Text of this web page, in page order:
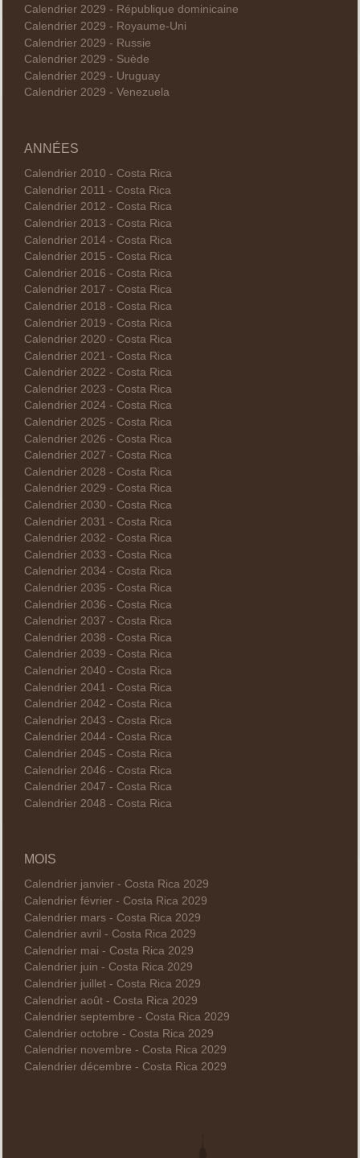
Calendrier 2029 - République dominicaine
Calendrier 2029 - Royaume-Uni
Calendrier 2029 - Russie
Calendrier 2029 - Suède
Calendrier 2029 - Uruguay
Calendrier 2029 - Venezuela
ANNÉES
Calendrier 2010 - Costa Rica
Calendrier 2011 - Costa Rica
Calendrier 2012 - Costa Rica
Calendrier 2013 - Costa Rica
Calendrier 2014 - Costa Rica
Calendrier 2015 - Costa Rica
Calendrier 2016 - Costa Rica
Calendrier 2017 - Costa Rica
Calendrier 2018 - Costa Rica
Calendrier 2019 - Costa Rica
Calendrier 2020 - Costa Rica
Calendrier 2021 - Costa Rica
Calendrier 2022 - Costa Rica
Calendrier 2023 - Costa Rica
Calendrier 2024 - Costa Rica
Calendrier 2025 - Costa Rica
Calendrier 2026 - Costa Rica
Calendrier 2027 - Costa Rica
Calendrier 2028 - Costa Rica
Calendrier 2029 - Costa Rica
Calendrier 2030 - Costa Rica
Calendrier 2031 - Costa Rica
Calendrier 2032 - Costa Rica
Calendrier 2033 - Costa Rica
Calendrier 2034 - Costa Rica
Calendrier 2035 - Costa Rica
Calendrier 2036 - Costa Rica
Calendrier 2037 - Costa Rica
Calendrier 2038 - Costa Rica
Calendrier 2039 - Costa Rica
Calendrier 2040 - Costa Rica
Calendrier 2041 - Costa Rica
Calendrier 2042 - Costa Rica
Calendrier 2043 - Costa Rica
Calendrier 2044 - Costa Rica
Calendrier 2045 - Costa Rica
Calendrier 2046 - Costa Rica
Calendrier 2047 - Costa Rica
Calendrier 2048 - Costa Rica
MOIS
Calendrier janvier - Costa Rica 2029
Calendrier février - Costa Rica 2029
Calendrier mars - Costa Rica 2029
Calendrier avril - Costa Rica 2029
Calendrier mai - Costa Rica 2029
Calendrier juin - Costa Rica 2029
Calendrier juillet - Costa Rica 2029
Calendrier août - Costa Rica 2029
Calendrier septembre - Costa Rica 2029
Calendrier octobre - Costa Rica 2029
Calendrier novembre - Costa Rica 2029
Calendrier décembre - Costa Rica 2029